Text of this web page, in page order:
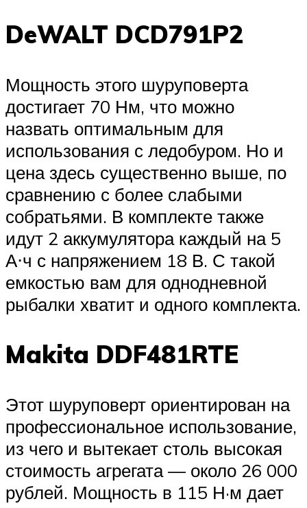
DeWALT DCD791P2
Мощность этого шуруповерта
достигает 70 Нм, что можно
назвать оптимальным для
использования с ледобуром. Но и
цена здесь существенно выше, по
сравнению с более слабыми
собратьями. В комплекте также
идут 2 аккумулятора каждый на 5
А⋅ч с напряжением 18 В. С такой
емкостью вам для однодневной
рыбалки хватит и одного комплекта.
Makita DDF481RTE
Этот шуруповерт ориентирован на
профессиональное использование,
из чего и вытекает столь высокая
стоимость агрегата — около 26 000
рублей. Мощность в 115 Н·м дает